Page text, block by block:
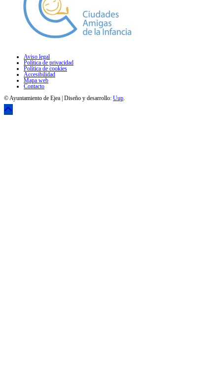
Aviso legal
Política de privacidad
Política de cookies
Accesibilidad
Mapa web
Contacto
© Ayuntamiento de Ejea | Diseño y desarrollo: Uup.